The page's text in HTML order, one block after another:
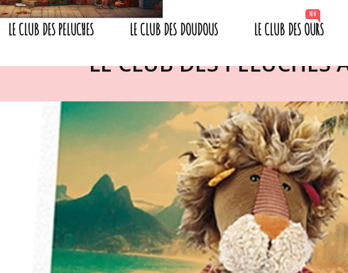
LE CLUB DES PELUCHES LE CLUB DES DOUDOUS LE CLUB DES OURS
NEW
LE CLUB DES